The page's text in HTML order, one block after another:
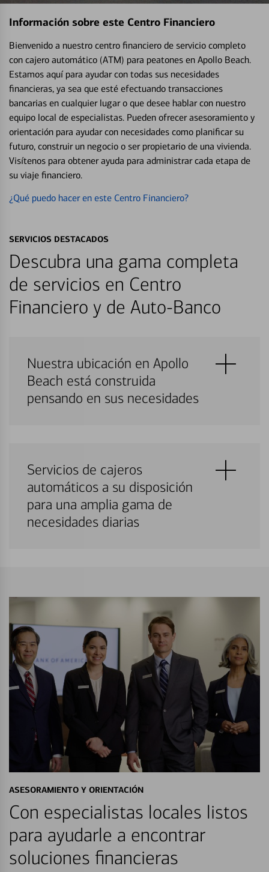
Información sobre este Centro Financiero
Bienvenido a nuestro centro financiero de servicio completo
con cajero automático (ATM) para peatones en Apollo Beach.
Estamos aquí para ayudar con todas sus necesidades
financieras, ya sea que esté efectuando transacciones
bancarias en cualquier lugar o que desee hablar con nuestro
equipo local de especialistas. Pueden ofrecer asesoramiento y
orientación para ayudar con necesidades como planificar su
futuro, construir un negocio o ser propietario de una vivienda.
Visítenos para obtener ayuda para administrar cada etapa de
su viaje financiero.
¿Qué puedo hacer en este Centro Financiero?
SERVICIOS DESTACADOS
Descubra una gama completa
de servicios en Centro
Financiero y de Auto-Banco
Nuestra ubicación en Apollo
Beach está construida
pensando en sus necesidades
Servicios de cajeros
automáticos a su disposición
para una amplia gama de
necesidades diarias
ASESORAMIENTO Y ORIENTACIÓN
Con especialistas locales listos
para ayudarle a encontrar
soluciones financieras